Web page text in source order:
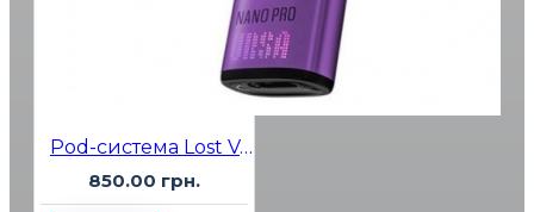
Pod-система Lost Vape Ursa Pro POD Kit Electric Violet
850.00 грн.